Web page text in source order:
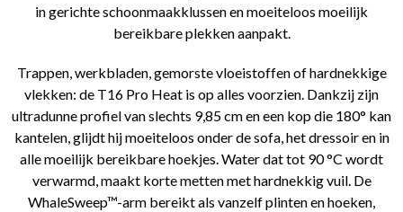
in gerichte schoonmaakklussen en moeiteloos moeilijk
bereikbare plekken aanpakt.
Trappen, werkbladen, gemorste vloeistoffen of hardnekkige
vlekken: de T16 Pro Heat is op alles voorzien. Dankzij zijn
ultradunne profiel van slechts 9,85 cm en een kop die 180° kan
kantelen, glijdt hij moeiteloos onder de sofa, het dressoir en in
alle moeilijk bereikbare hoekjes. Water dat tot 90 °C wordt
verwarmd, maakt korte metten met hardnekkig vuil. De
WhaleSweep™-arm bereikt als vanzelf plinten en hoeken,